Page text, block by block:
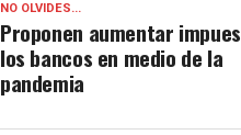
NO OLVIDES...
Proponen aumentar
los bancos en medio de la
pandemia